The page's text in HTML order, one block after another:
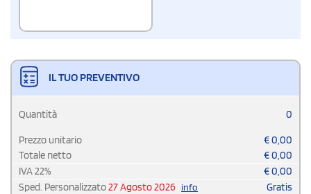
IL TUO PREVENTIVO
Quantità 0
Prezzo unitario €0,00
Totale netto
€0,00
IVA22% €0,00
Sped. Personalizzato27 Agosto 2026 info
Gratis